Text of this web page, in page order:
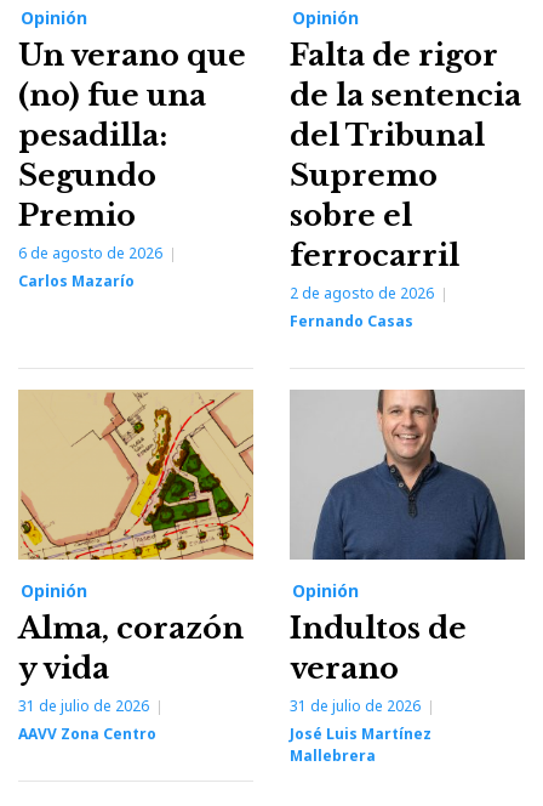
Opinión
Un verano que
(no) fue una
pesadilla:
Segundo
Premio
6 de agosto de 2026
Carlos Mazarío
Opinión
Falta de rigor
de la sentencia
del Tribunal
Supremo
sobre el
ferrocarril
2 de agosto de 2026
Fernando Casas
Opinión
Alma, corazón
y vida
31 de julio de 2026
AAVV Zona Centro
Opinión
Indultos de
verano
31 de julio de 2026
José Luis Martínez
Mallebrera